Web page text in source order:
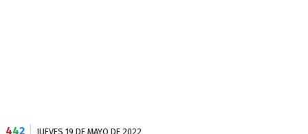
442 JUEVES 19 DE MAYO DE 2022